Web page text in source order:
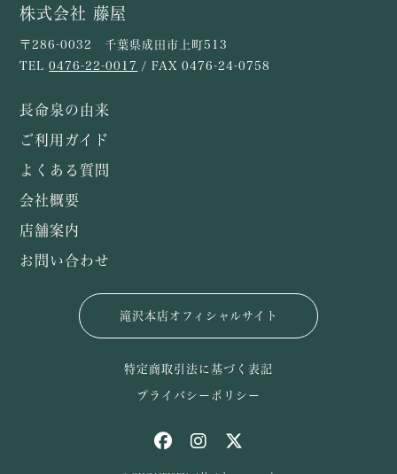
株式会社 藤屋
〒286-0032 千葉県成田市上町513
TEL0476-22-0017 / FAX 0476-24-0758
長命泉の由来
ご利用ガイド
よくある質問
会社概要
店舗案内
お問い合わせ
滝沢本店オフィシャルサイト
特定商取引法に基づく表記
プライバシーポリシー